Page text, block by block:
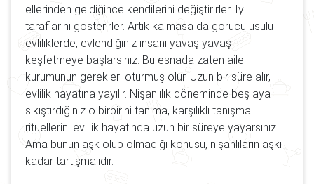
ellerinden geldiğince kendilerini değiştirirler. İyi
taraflarını gösterirler. Artık kalmasa da görücü usulü
evliliklerde, evlendiğiniz insanı yavaş yavaş
keşfetmeye başlarsınız. Bu esnada zaten aile
kurumunun gerekleri oturmuş olur. Uzun bir süre alır,
evlilik hayatına yayılır. Nişanlılık döneminde beş aya
sıkıştırdığınız o birbirini tanıma, karşılıklı tanışma
ritüellerini evlilik hayatında uzun bir süreye yayarsınız.
Ama bunun aşk olup olmadığı konusu, nişanlıların aşkı
kadar tartışmalıdır.